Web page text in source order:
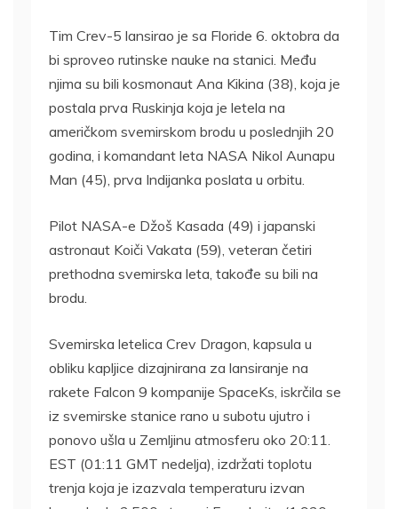
Tim Crev-5 lansirao je sa Floride 6. oktobra da
bi sproveo rutinske nauke na stanici. Među
njima su bili kosmonaut Ana Kikina (38), koja je
postala prva Ruskinja koja je letela na
američkom svemirskom brodu u poslednjih 20
godina, i komandant leta NASA Nikol Aunapu
Man (45), prva Indijanka poslata u orbitu.
Pilot NASA-e Džoš Kasada (49) i japanski
astronaut Koiči Vakata (59), veteran četiri
prethodna svemirska leta, takođe su bili na
brodu.
Svemirska letelica Crev Dragon, kapsula u
obliku kapljice dizajnirana za lansiranje na
rakete Falcon 9 kompanije SpaceKs, iskrčila se
iz svemirske stanice rano u subotu ujutro i
ponovo ušla u Zemljinu atmosferu oko 20:11.
EST (01:11 GMT nedelja), izdržati toplotu
trenja koja je izazvala temperaturu izvan